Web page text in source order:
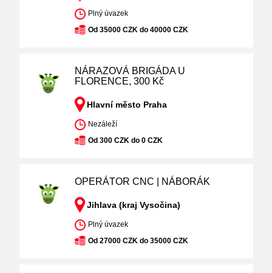
Plný úvazek
Od 35000 CZK do 40000 CZK
NÁRAZOVÁ BRIGÁDA U
FLORENCE, 300 Kč
Hlavní město Praha
Nezáleží
Od 300 CZK do 0 CZK
OPERÁTOR CNC | NÁBORÁK
Jihlava (kraj Vysočina)
Plný úvazek
Od 27000 CZK do 35000 CZK